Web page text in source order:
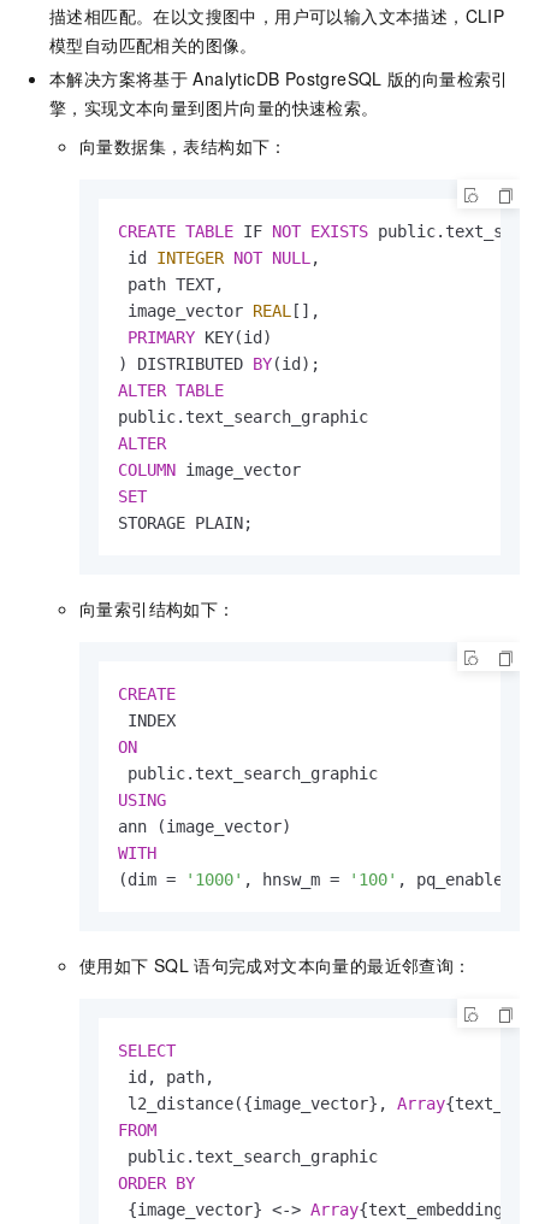
描述相匹配。在以文搜图中，用户可以输入文本描述，CLIP
模型自动匹配相关的图像。
本解决⽅案将基于 AnalyticDB PostgreSQL 版的向量检索引
擎，实现⽂本向量到图⽚向量的快速检索。
向量数据集，表结构如下：
CREATE TABLE IF NOT EXISTS
id INTEGER NOT NULL ,
path TEXT,
image_vector REAL [],
PRIMARY KEY(id)
) DISTRIBUTED BY
ALTER TABLE
ALTER
COLUMN
SET
STORAGE PLAIN;
向量索引结构如下：
CREATE
ON
USING
WITH
(dim = '1000' , hnsw_m = '100' , pq_enable
使⽤如下 SQL 语句完成对⽂本向量的最近邻查询：
SELECT
id, path,
l2_distance({image_vector}, Array
FROM
ORDER BY
{image_vector} <-> Array{text_embedding}::